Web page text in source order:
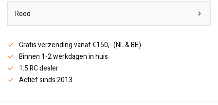
Rood
Gratis verzending vanaf €150,- (NL & BE)
Binnen 1-2 werkdagen in huis
1:5 RC dealer
Actief sinds 2013